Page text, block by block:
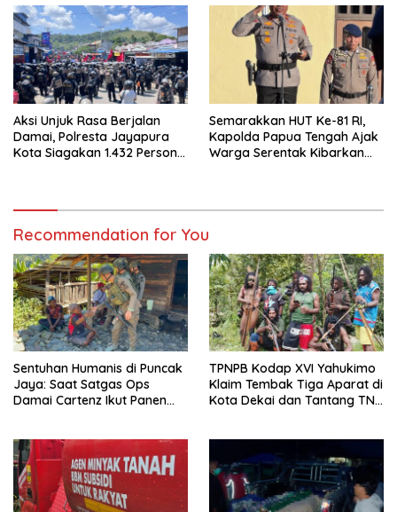
Aksi Unjuk Rasa Berjalan
Damai, Polresta Jayapura
Kota Siagakan 1.432 Personel
Semarakkan HUT Ke-81 RI,
Kapolda Papua Tengah Ajak
Warga Serentak Kibarkan
Recommendation for You
Sentuhan Humanis di Puncak
Jaya: Saat Satgas Ops
Damai Cartenz Ikut Panen
TPNPB Kodap XVI Yahukimo
Klaim Tembak Tiga Aparat di
Kota Dekai dan Tantang TNI-